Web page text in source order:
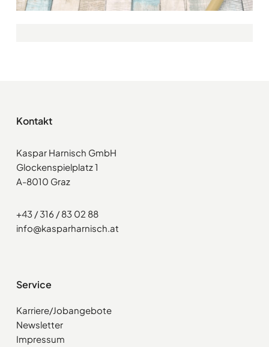
Kontakt
Kaspar Harnisch GmbH
Glockenspielplatz 1
A-8010 Graz
+43 / 316 / 83 02 88
info@kasparharnisch.at
Service
Karriere/Jobangebote
Newsletter
Impressum